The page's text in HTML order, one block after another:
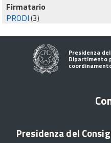
Firmatario
PRODI(3)
Presidenza
Dipartimento
Presidenza del